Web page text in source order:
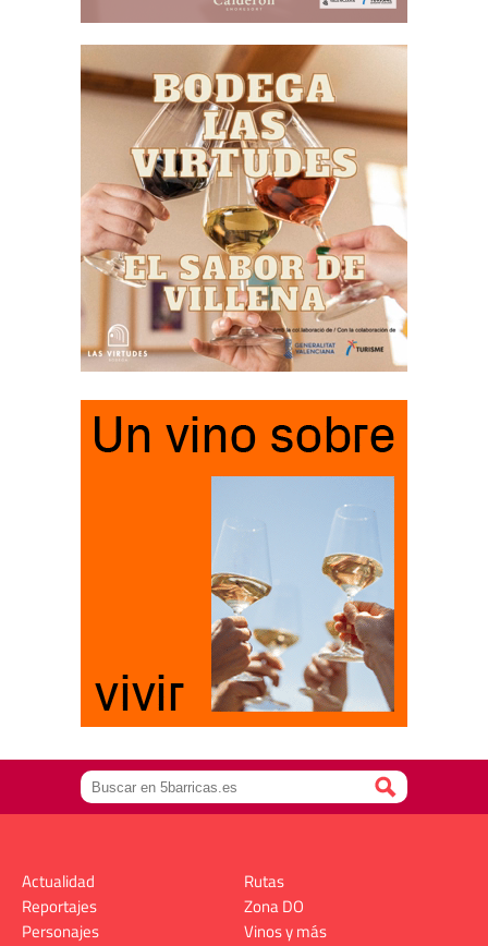
Actualidad
Reportajes
Personajes
Rutas
Zona DO
Vinos y más